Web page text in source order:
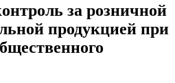
за розничной
продукцией при